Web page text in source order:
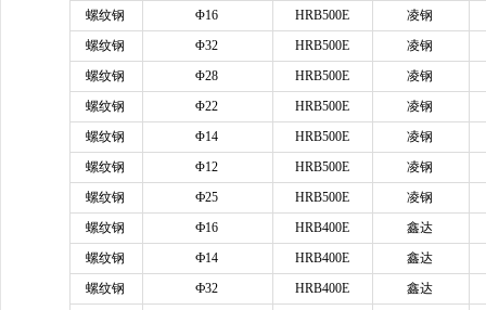
螺纹钢
Φ16 HRB500E
凌钢
螺纹钢
Φ32 HRB500E
凌钢
螺纹钢
Φ28 HRB500E
凌钢
螺纹钢
Φ22 HRB500E
凌钢
螺纹钢
Φ14 HRB500E
凌钢
螺纹钢
Φ12 HRB500E
凌钢
螺纹钢
Ф25 HRB500E
凌钢
螺纹钢
Ф16 HRB400E
鑫达
螺纹钢
Ф14 HRB400E
鑫达
螺纹钢
Ф32 HRB400E
鑫达